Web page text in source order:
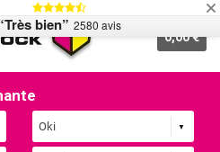
0,00 €
bien” 2580 avis